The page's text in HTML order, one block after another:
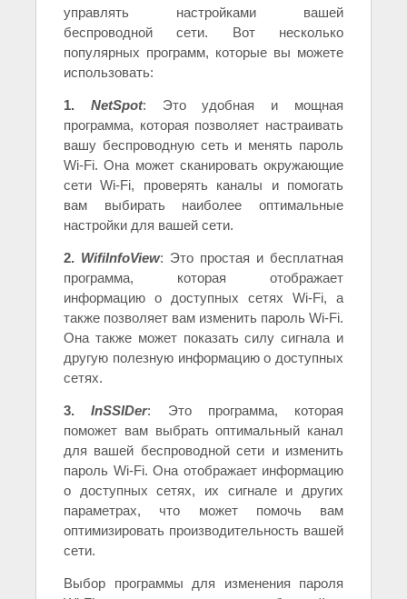
управлять настройками вашей
беспроводной сети. Вот несколько
популярных программ, которые вы можете
использовать:
1. NetSpot: Это удобная и мощная
программа, которая позволяет настраивать
вашу беспроводную сеть и менять пароль
Wi-Fi. Она может сканировать окружающие
сети Wi-Fi, проверять каналы и помогать
вам выбирать наиболее оптимальные
настройки для вашей сети.
2. WifiInfoView: Это простая и бесплатная
программа, которая отображает
информацию о доступных сетях Wi-Fi, а
также позволяет вам изменить пароль Wi-Fi.
Она также может показать силу сигнала и
другую полезную информацию о доступных
сетях.
3.InSSIDer: Это программа, которая
поможет вам выбрать оптимальный канал
для вашей беспроводной сети и изменить
пароль Wi-Fi. Она отображает информацию
о доступных сетях, их сигнале и других
параметрах, что может помочь вам
оптимизировать производительность вашей
сети.
Выбор программы для изменения пароля